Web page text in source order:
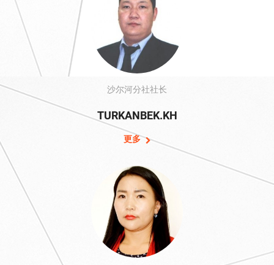
沙尔河分社社长
TURKANBEK.KH
更多